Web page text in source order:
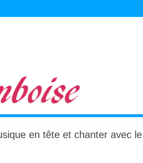
en tête et chanter avec